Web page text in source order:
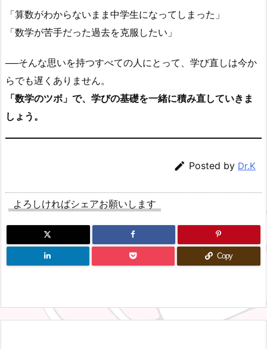
「算数がわからないまま中学生になってしまった」
「数学が苦手だった過去を克服したい」
──そんな思いを持つすべての人にとって、学び直しは今か
らでも遅くありません。
「数学のツボ」で、学びの基礎を一緒に積み直していきま
しょう。
 Posted by Dr.K
よろしければシェアお願いします
Copy